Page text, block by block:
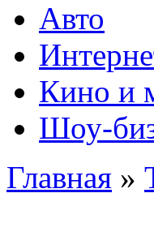
Авто
Кино и
Шоу-
Главная »